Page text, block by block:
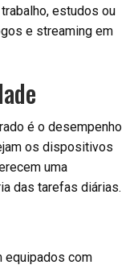
estudos ou
e streaming em
é o desempenho
os dispositivos
uma
das tarefas diárias.
equipados com